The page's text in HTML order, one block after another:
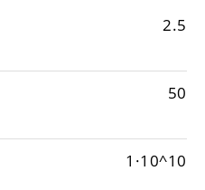
2.5
50
1·10^10